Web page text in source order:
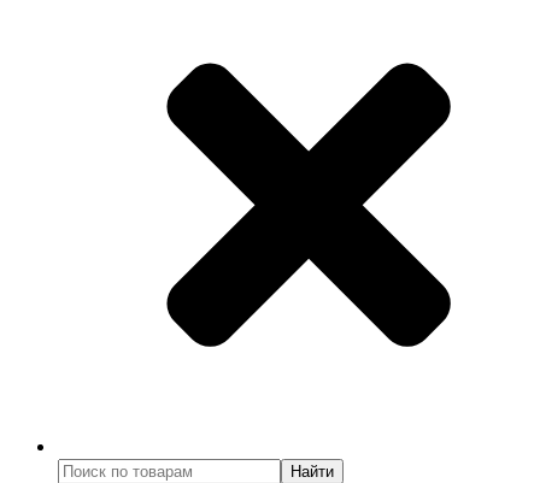
Найти